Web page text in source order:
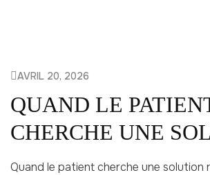
AVRIL 20, 2026
QUAND LE
CHERCHE UNE
RAPIDE
Quand le patient cherche une solution